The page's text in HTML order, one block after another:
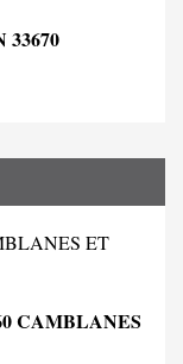
ET
CAMBLANES